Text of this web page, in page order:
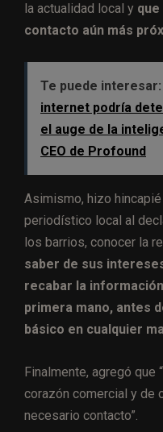
la actualidad local y
contacto aún más
Te puede interesar:
internet podría
el auge de la
CEO de Profound
Asimismo, hizo
periodístico local al
los barrios, conocer la
saber de sus
recabar la
primera mano, antes
básico en cualquier
Finalmente, agregó que
corazón comercial y de
necesario contacto”.